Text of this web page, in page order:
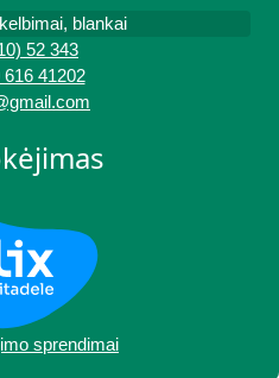
blankai
52 343
616 41202
sprendimai